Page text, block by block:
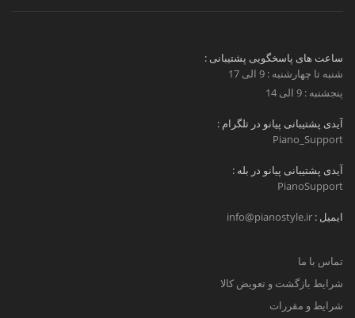
ساعت های پاسخگویی پشتیبانی :
شنبه تا چهارشنبه : 9 الی 17
پنجشنبه : 9 الی 14
آیدی پشتیبانی پیانو در تلگرام :
Piano_Support
آیدی پشتیبانی پیانو در بله :
PianoSupport
ایمیل : info@pianostyle.ir
تماس با ما
شرایط بازگشت و تعویض کالا
شرایط و مقررات